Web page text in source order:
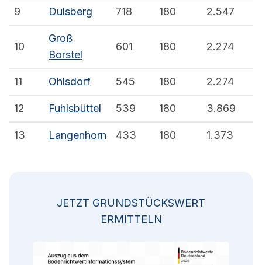
9 Dulsberg 718 180 2.547
10
Groß
Borstel
601 180 2.274
11 Ohlsdorf 545 180 2.274
12 Fuhlsbüttel 539 180 3.869
13 Langenhorn 433 180 1.373
JETZT GRUNDSTÜCKSWERT
ERMITTELN